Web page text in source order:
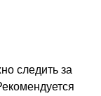
следить за